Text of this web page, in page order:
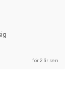
för 2 år sen